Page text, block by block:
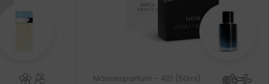
Männerparfum – 401 (50ml)